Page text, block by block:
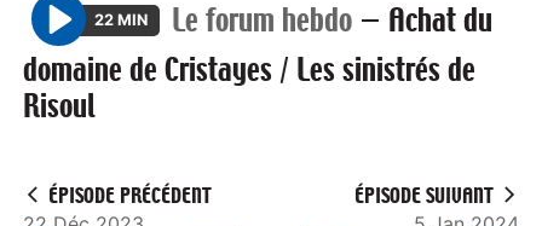
P
l
a
22 MIN Le forum hebdo — Achat du
domaine de Cristayes / Les sinistrés de
Risoul
ÉPISODE PRÉCÉDENT ÉPISODE SUIVANT